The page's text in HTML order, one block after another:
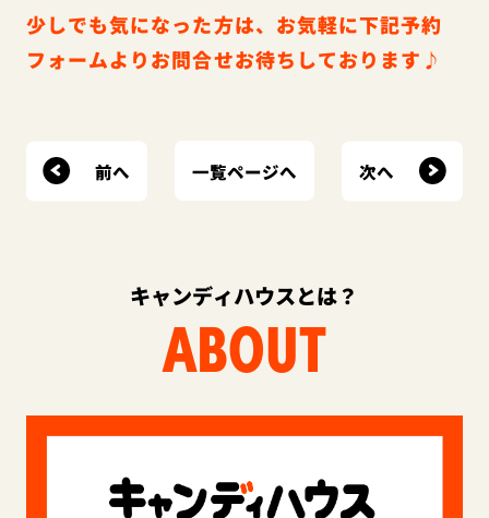
少しでも気になった方は、お気軽に下記予約
フォームよりお問合せお待ちしております♪
前へ 一覧ページへ 次へ
キャンディハウスとは？
ABOUT